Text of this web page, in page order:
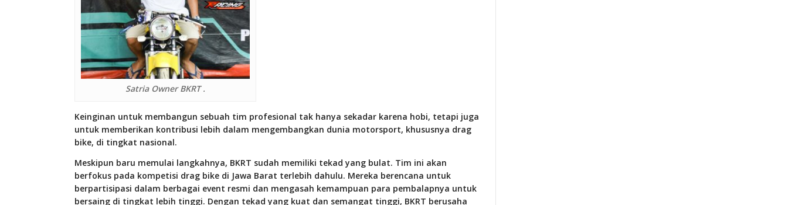
Satria Owner BKRT .
Keinginan untuk membangun sebuah tim profesional tak hanya sekadar karena hobi, tetapi juga
untuk memberikan kontribusi lebih dalam mengembangkan dunia motorsport, khususnya drag
bike, di tingkat nasional.
Meskipun baru memulai langkahnya, BKRT sudah memiliki tekad yang bulat. Tim ini akan
berfokus pada kompetisi drag bike di Jawa Barat terlebih dahulu. Mereka berencana untuk
berpartisipasi dalam berbagai event resmi dan mengasah kemampuan para pembalapnya untuk
bersaing di tingkat lebih tinggi. Dengan tekad yang kuat dan semangat tinggi, BKRT berusaha